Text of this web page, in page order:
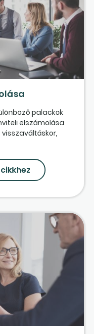
palackok
elszámolása